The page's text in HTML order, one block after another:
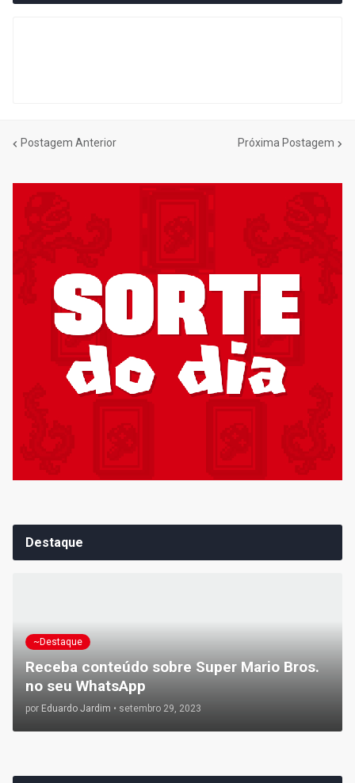
Postagem Anterior Próxima Postagem
Destaque
~Destaque
Receba conteúdo sobre Super Mario Bros.
no seu WhatsApp
por Eduardo Jardim • setembro 29, 2023